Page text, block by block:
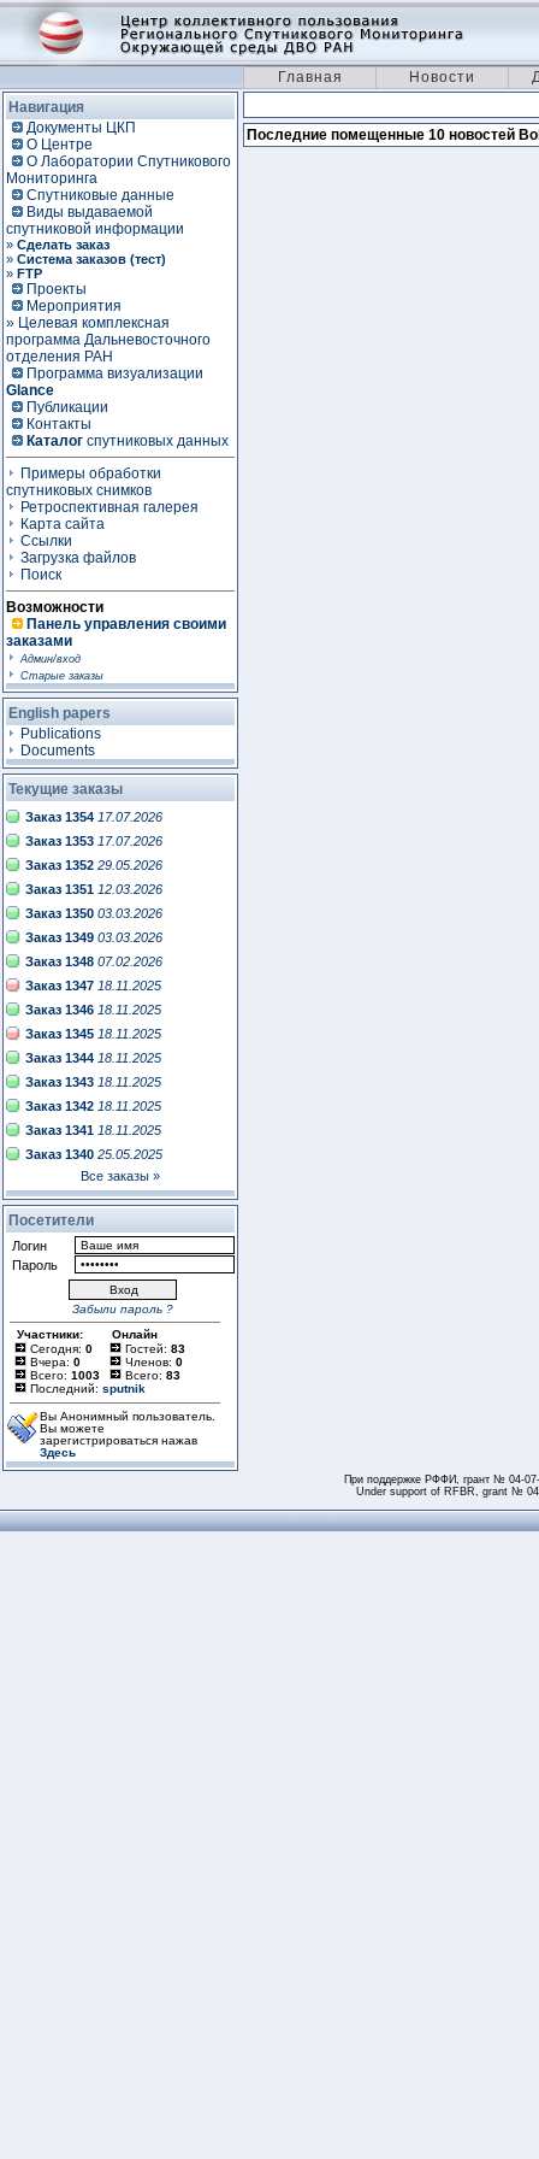
Главная Новости
Навигация
Документы ЦКП
О Центре
О Лаборатории Спутникового
Мониторинга
Спутниковые данные
Виды выдаваемой
спутниковой информации
» Сделать заказ
» Система заказов (тест)
» FTP
Проекты
Мероприятия
» Целевая комплексная
программа Дальневосточного
отделения РАН
Программа визуализации
Glance
Публикации
Контакты
Каталог спутниковых данных
Примеры обработки
спутниковых снимков
Ретроспективная галерея
Карта сайта
Ссылки
Загрузка файлов
Поиск
Возможности
Панель управления своими
заказами
Админ/вход
Старые заказы
English papers
Publications
Documents
Текущие заказы
Заказ 1354 17.07.2026
Заказ 1353 17.07.2026
Заказ 1352 29.05.2026
Заказ 1351 12.03.2026
Заказ 1350 03.03.2026
Заказ 1349 03.03.2026
Заказ 1348 07.02.2026
Заказ 1347 18.11.2025
Заказ 1346 18.11.2025
Заказ 1345 18.11.2025
Заказ 1344 18.11.2025
Заказ 1343 18.11.2025
Заказ 1342 18.11.2025
Заказ 1341 18.11.2025
Заказ 1340 25.05.2025
Все заказы »
Посетители
Логин
Пароль
Забыли пароль ?
Участники:
Сегодня: 0
Вчера: 0
Всего: 1003
Онлайн
Гостей: 83
Членов: 0
Всего: 83
Последний: sputnik
Вы Анонимный пользователь.
Вы можете
зарегистрироваться нажав
Здесь
Последние помещенные 10 новостей
При поддержке РФФИ, грант № 04-
Under support of RFBR, grant №